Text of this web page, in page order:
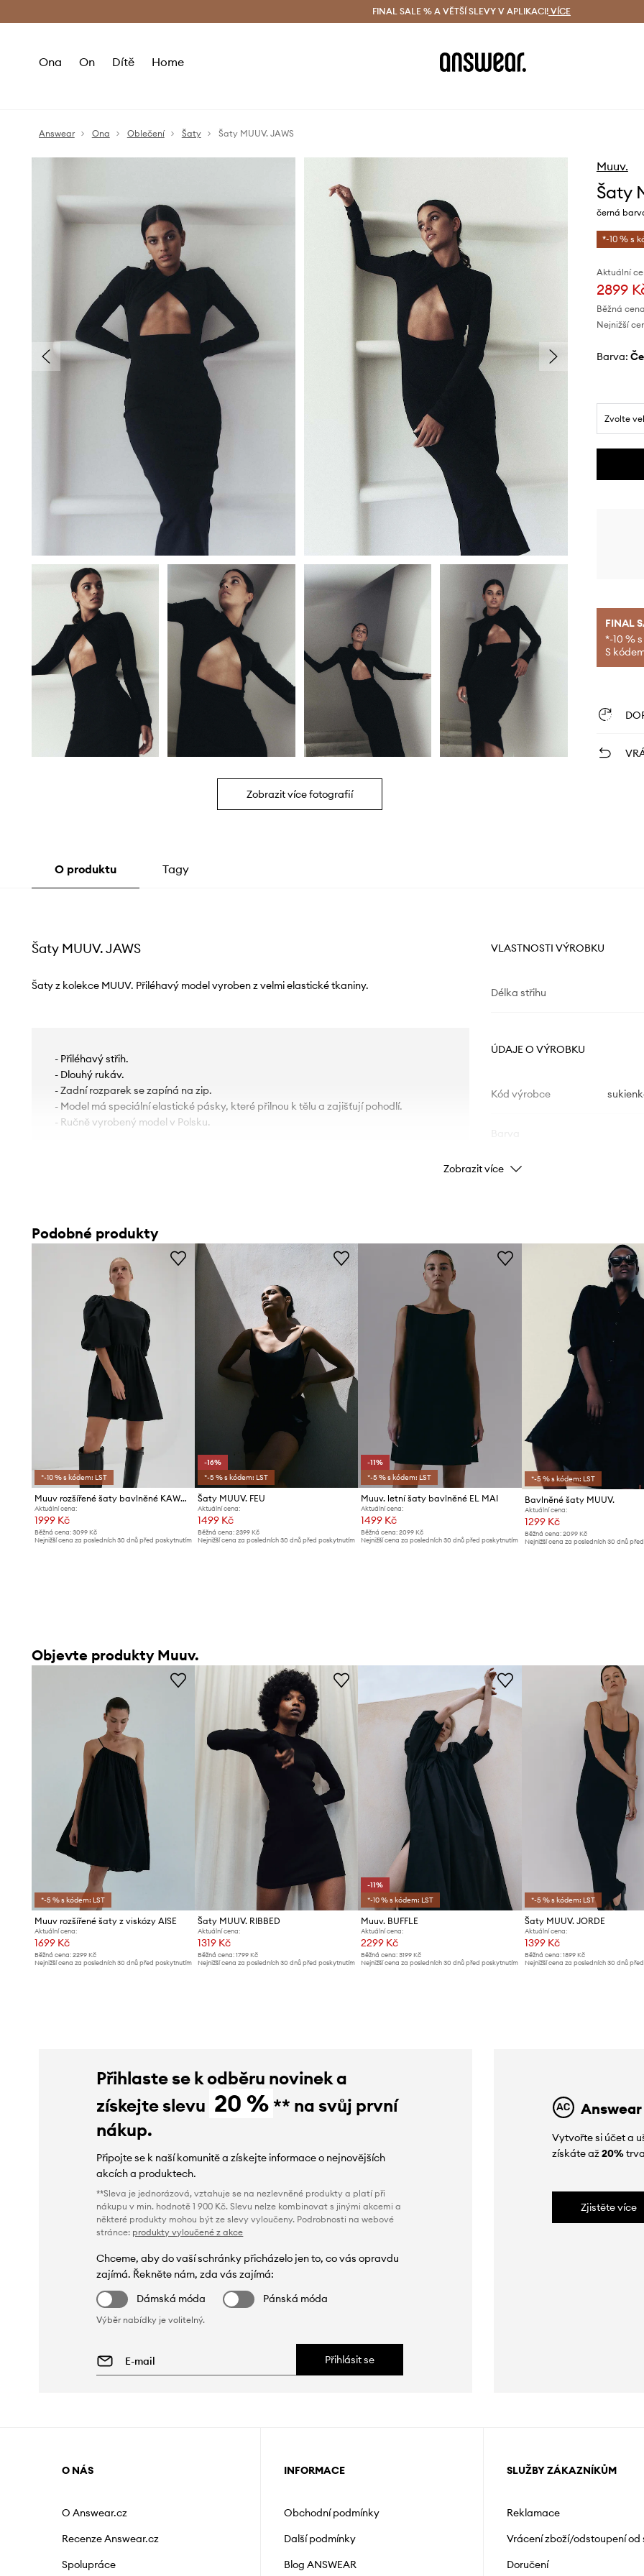
Doručení a vrácení zdarma (od 1800 Kč) Doručení i do 24 h
FINAL SALE % A VĚTŠÍ SLEVY V APLIKACI! VÍCE
Ona On Dítě Home
Answear Ona Oblečení Šaty Šaty MUUV. JAWS
Zobrazit více fotografií
Muuv.
Šaty
černá
*-10 % s
Aktuální
2899
Běžná
Nejnižší
Barva:
Zvolte
FINAL
*-10 %
S
O produktu Tagy
Šaty MUUV. JAWS
Šaty z kolekce MUUV. Přiléhavý model vyroben z velmi elastické tkaniny.
- Přiléhavý střih.
- Dlouhý rukáv.
- Zadní rozparek se zapíná na zip.
- Model má speciální elastické pásky, které přilnou k tělu a zajišťují pohodlí.
- Ručně vyrobený model v Polsku.
VLASTNOSTI VÝROBKU
Délka střihu
ÚDAJE O VÝROBKU
Kód výrobce
Značka
ID produktu
Zobrazit více
Podobné produkty
*-10 % s kódem: LST
Muuv rozšířené šaty bavlněné KAWAI
Aktuální cena:
1999 Kč
Běžná cena: 3099 Kč
Nejnižší cena za posledních 30 dnů před poskytnutím
-16%
*-5 % s kódem: LST
Šaty MUUV. FEU
Aktuální cena:
1499 Kč
Běžná cena:2399 Kč
Nejnižší cena za posledních 30 dnů před poskytnutím
-11%
*-5 % s kódem: LST
Muuv. letní šaty bavlněné EL MAI
Aktuální cena:
1499 Kč
Běžná cena: 2099 Kč
Nejnižší cena za posledních 30 dnů před poskytnutím
*-5 % s kódem: LST
Bavlněné šaty MUUV.
Aktuální cena:
1299 Kč
Běžná cena: 2099 Kč
Nejnižší cena za posledních 30 dnů
Objevte produkty Muuv.
*-5 % s kódem: LST
Muuv rozšířené šaty z viskózy AISE
Aktuální cena:
1699 Kč
Běžná cena: 2299 Kč
Nejnižší cena za posledních 30 dnů před poskytnutím
Šaty MUUV. RIBBED
Aktuální cena:
1319 Kč
Běžná cena:1799 Kč
Nejnižší cena za posledních 30 dnů před poskytnutím
-11%
*-10 % s kódem: LST
Muuv. BUFFLE
Aktuální cena:
2299 Kč
Běžná cena: 3199 Kč
Nejnižší cena za posledních 30 dnů před poskytnutím
*-5 % s kódem: LST
Šaty MUUV. JORDE
Aktuální cena:
1399 Kč
Běžná cena: 1899 Kč
Nejnižší cena za posledních 30 dnů
Přihlaste se k odběru novinek a
získejte slevu 20 % ** na svůj první
nákup.
Připojte se k naší komunitě a získejte informace o nejnovějších
akcích a produktech.
**Sleva je jednorázová, vztahuje se na nezlevněné produkty a platí při
nákupu v min. hodnotě 1 900 Kč. Slevu nelze kombinovat s jinými akcemi a
některé produkty mohou být ze slevy vyloučeny. Podrobnosti na webové
stránce: produkty vyloučené z akce
Chceme, aby do vaší schránky přicházelo jen to, co vás opravdu
zajímá. Řekněte nám, zda vás zajímá:
Dámská móda
Pánská móda
Výběr nabídky je volitelný.
Přihlásit se
Vytvořte si účet a
získáte až20%
Zjistěte více
O NÁS
O Answear.cz
Recenze Answear.cz
Spolupráce
INFORMACE
Obchodní podmínky
Další podmínky
Blog ANSWEAR
SLUŽBY ZÁKAZNÍKŮM
Reklamace
Vrácení zboží/odstoupení od
Doručení